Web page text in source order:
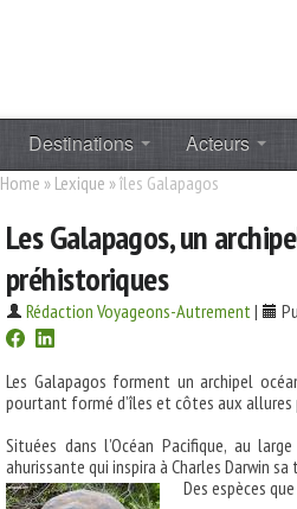
Destinations Acteurs
Home » Lexique »îles Galapagos
Les Galapagos, un
préhistoriques
Rédaction Voyageons-Autrement|
Les Galapagos forment un archipel
pourtant formé d’îles et côtes aux allures
Situées dans l’Océan Pacifique, au
ahurissante qui inspira à Charles Darwin
Des espèces